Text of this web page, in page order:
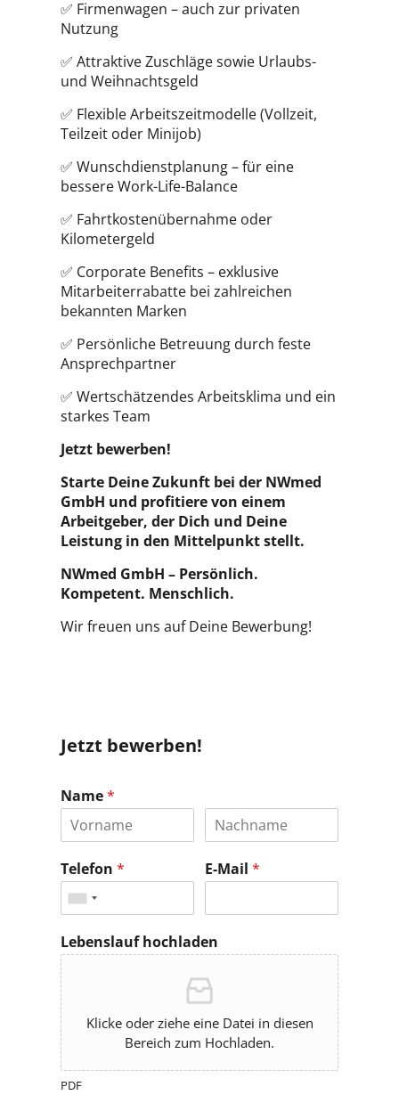
✅ Firmenwagen – auch zur privaten
Nutzung
✅ Attraktive Zuschläge sowie Urlaubs-
und Weihnachtsgeld
✅ Flexible Arbeitszeitmodelle (Vollzeit,
Teilzeit oder Minijob)
✅ Wunschdienstplanung – für eine
bessere Work-Life-Balance
✅ Fahrtkostenübernahme oder
Kilometergeld
✅ Corporate Benefits – exklusive
Mitarbeiterrabatte bei zahlreichen
bekannten Marken
✅ Persönliche Betreuung durch feste
Ansprechpartner
✅ Wertschätzendes Arbeitsklima und ein
starkes Team
Jetzt bewerben!
Starte Deine Zukunft bei der NWmed
GmbH und profitiere von einem
Arbeitgeber, der Dich und Deine
Leistung in den Mittelpunkt stellt.
NWmed GmbH – Persönlich.
Kompetent. Menschlich.
Wir freuen uns auf Deine Bewerbung!
Jetzt bewerben!
Name*
Telefon * E-Mail*
Lebenslauf hochladen
Klicke oder ziehe eine Datei in diesen
Bereich zum Hochladen.
PDF